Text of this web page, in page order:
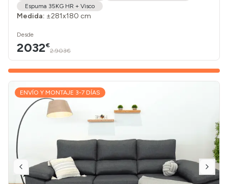
Espuma 35KG HR + Visco
Medida: ±281x180 cm
Desde
2032€
2.903€
ENVÍO Y MONTAJE 3-7 DÍAS